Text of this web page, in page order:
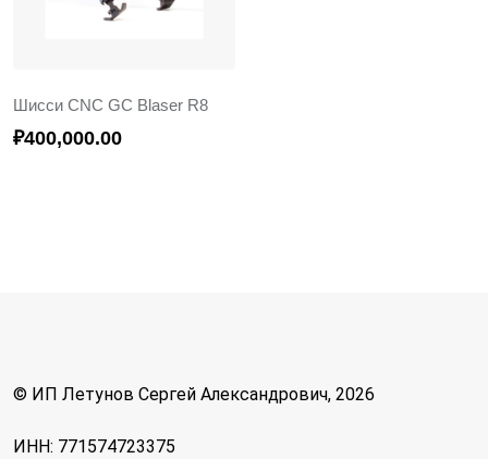
Шисси CNC GC Blaser R8
₽400,000.00
© ИП Летунов Сергей Александрович, 2026
ИНН: 771574723375